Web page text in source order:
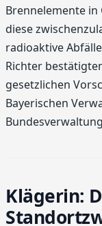
Brennelemente
diese
radioaktive
Richter
gesetzlichen
Bayerischen
Klägerin: